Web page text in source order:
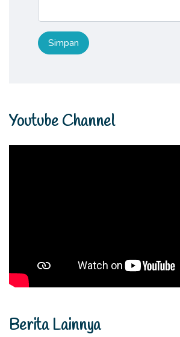
Youtube Channel
Berita Lainnya